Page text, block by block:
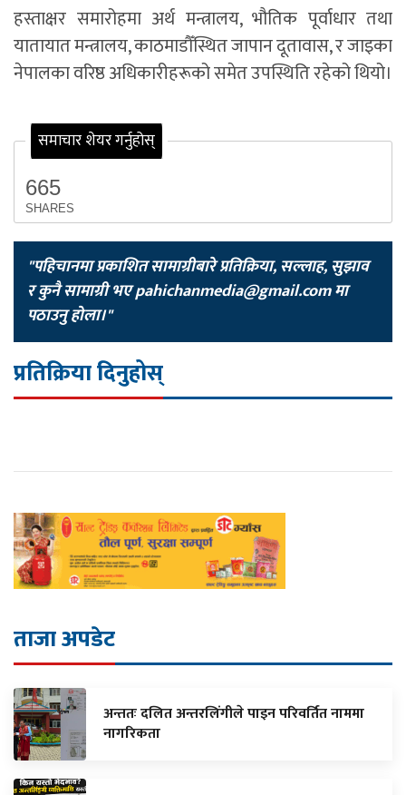
हस्ताक्षर समारोहमा अर्थ मन्त्रालय, भौतिक पूर्वाधार तथा
यातायात मन्त्रालय, काठमाडौँस्थित जापान दूतावास, र जाइका
नेपालका वरिष्ठ अधिकारीहरूको समेत उपस्थिति रहेको थियो।
समाचार शेयर गर्नुहोस्
665
SHARES
"पहिचानमा प्रकाशित सामाग्रीबारे प्रतिक्रिया, सल्लाह, सुझाव
र कुनै सामाग्री भएpahichanmedia@gmail.comमा
पठाउनु होला।"
प्रतिक्रिया दिनुहोस्
ताजा अपडेट
अन्ततः दलित अन्तरलिंगीले पाइन परिवर्तित नाममा
नागरिकता